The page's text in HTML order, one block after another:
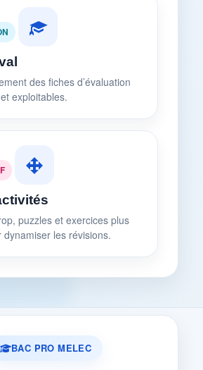
des fiches d’évaluation
exploitables.
puzzles et exercices plus
dynamiser les révisions.
BAC PRO MELEC